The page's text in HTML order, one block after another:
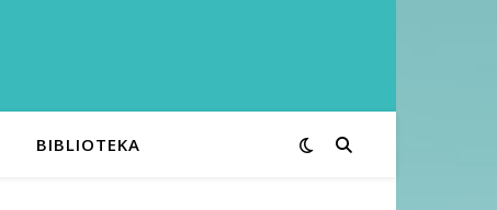
BIBLIOTEKA